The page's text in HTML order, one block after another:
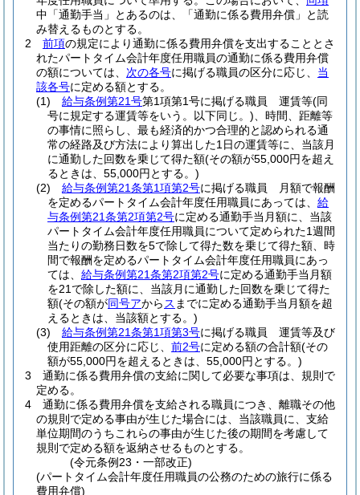
中「通勤手当」とあるのは、「通勤に係る費用弁償」と読
み替えるものとする。
2
前項の規定により通勤に係る費用弁償を支出することとさ
れたパートタイム会計年度任用職員の通勤に係る費用弁償
の額については、 次の各号に掲げる職員の区分に応じ、 当
該各号に定める額とする。
(1)
給与条例第21号第1項第1号に掲げる職員 運賃等(同
号に規定する運賃等をいう。以下同じ。) 、時間、距離等
の事情に照らし、最も経済的かつ合理的と認められる通
常の経路及び方法により算出した1日の運賃等に、当該月
に通勤した回数を乗じて得た額(その額が55,000円を超え
るときは、55,000円とする。)
(2)
給与条例第21条第1項第2号に掲げる職員 月額で報酬
を定めるパートタイム会計年度任用職員にあっては、 給
与条例第21条第2項第2号に定める通勤手当月額に、当該
パートタイム会計年度任用職員について定められた1週間
当たりの勤務日数を5で除して得た数を乗じて得た額、時
間で報酬を定めるパートタイム会計年度任用職員にあっ
ては、 給与条例第21条第2項第2号に定める通勤手当月額
を21で除した額に、当該月に通勤した回数を乗じて得た
額(その額が同号アから ス までに定める通勤手当月額を超
えるときは、当該額とする。)
(3)
給与条例第21条第1項第3号に掲げる職員 運賃等及び
使用距離の区分に応じ、 前2号に定める額の合計額(その
額が55,000円を超えるときは、55,000円とする。)
3
通勤に係る費用弁償の支給に関して必要な事項は、規則で
定める。
4
通勤に係る費用弁償を支給される職員につき、離職その他
の規則で定める事由が生じた場合には、当該職員に、支給
単位期間のうちこれらの事由が生じた後の期間を考慮して
規則で定める額を返納させるものとする。
(令元条例23・一部改正)
(パートタイム会計年度任用職員の公務のための旅行に係る
費用弁償)